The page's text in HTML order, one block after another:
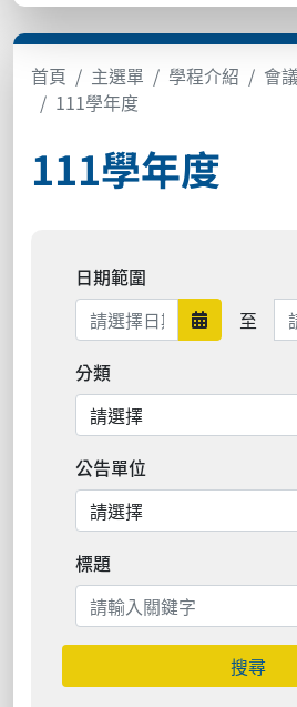
首頁 主選單 學程介紹 會
111學年度
111學年度
日期範圍
日期範圍
至
分類
公告單位
標題
搜尋